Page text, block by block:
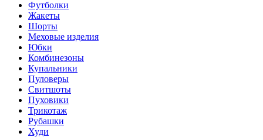
Футболки
Жакеты
Шорты
Меховые изделия
Юбки
Комбинезоны
Купальники
Пуловеры
Свитшоты
Пуховики
Трикотаж
Рубашки
Худи